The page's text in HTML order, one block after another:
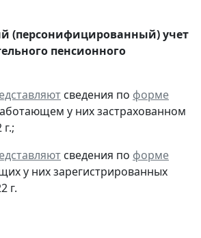
(персонифицированный) учет
пенсионного
сведения по форме
у них застрахованном
сведения по форме
у них зарегистрированных
г.